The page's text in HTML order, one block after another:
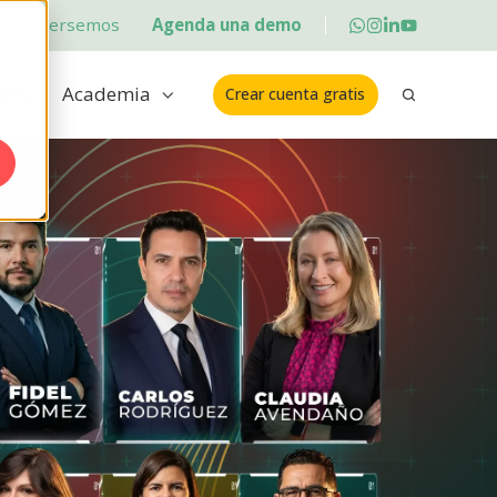
Conversemos Agenda una demo
Academia Crear cuenta gratis